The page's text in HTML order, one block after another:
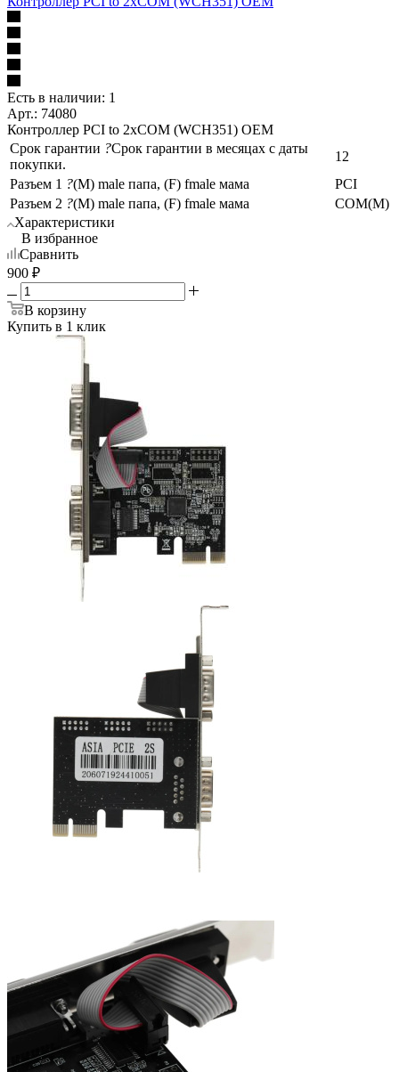
Есть в наличии: 1
Арт.: 74080
Контроллер PCI to 2xCOM (WCH351) OEM
Срок гарантии ?Срок гарантии в месяцах с даты
покупки.
12
Разъем 1 ?(M) male папа, (F) fmale мама
PCI
Разъем 2 ?(M) male папа, (F) fmale мама
COM(M)
Характеристики
В избранное
Сравнить
900 ₽
В корзину
Купить в 1 клик